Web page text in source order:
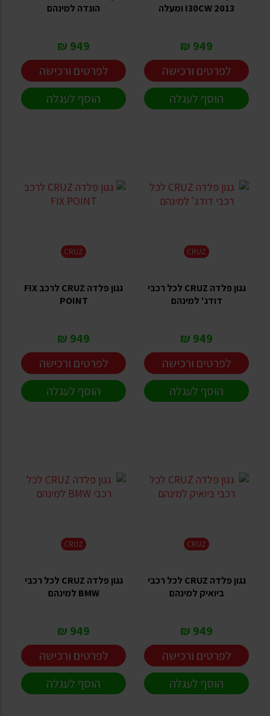
I30CW 2013 ומעלה
949 ₪
לפרטים ורכישה
הוסף לעגלה
הונדה למינהם
949 ₪
לפרטים ורכישה
הוסף לעגלה
CRUZ
גגון פלדה CRUZ לכל רכבי
דודג' למינהם
949 ₪
לפרטים ורכישה
הוסף לעגלה
CRUZ
גגון פלדה CRUZ לרכב FIX
POINT
949 ₪
לפרטים ורכישה
הוסף לעגלה
CRUZ
גגון פלדה CRUZ לכל רכבי
ביואיק למינהם
949 ₪
לפרטים ורכישה
הוסף לעגלה
CRUZ
גגון פלדה CRUZ לכל רכבי
BMW למינהם
949 ₪
לפרטים ורכישה
הוסף לעגלה